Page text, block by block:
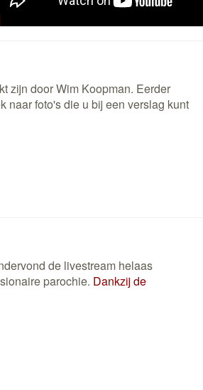
zijn door Wim Koopman. Eerder
naar foto's die u bij een verslag kunt
de livestream helaas
parochie. Dankzij de